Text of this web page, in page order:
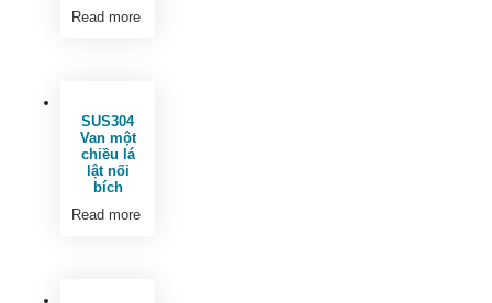
Read more
SUS304
Van một
chiều lá
lật nối
bích
Read more